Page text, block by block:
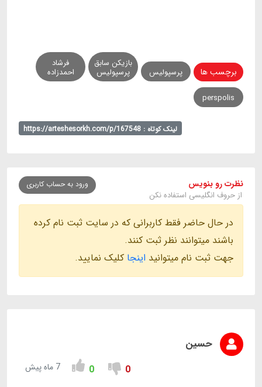
برچسب ها پرسپولیس
بازیکن سابق
پرسپولیس
فرشاد
احمدزاده
perspolis
لینک کوتاه : https://arteshesorkh.com/p/167548
نظرت رو بنویس
از حروف انگلیسی استفاده نکن
ورود به حساب کاربری
در حال حاضر فقط کاربرانی که در سایت ثبت نام کرده
باشند میتوانند نظر ثبت کنند.
جهت ثبت نام میتوانید اینجا کلیک نمایید.
حسین
0
0 7 ماه پیش